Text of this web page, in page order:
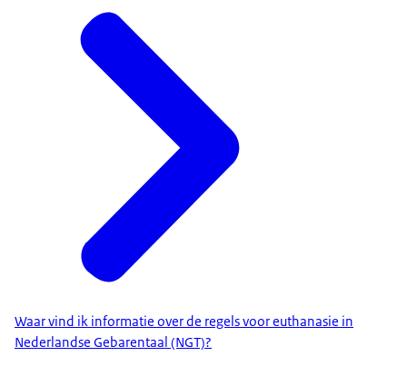
Waar vind ik informatie over de regels voor euthanasie in
Nederlandse Gebarentaal (NGT)?